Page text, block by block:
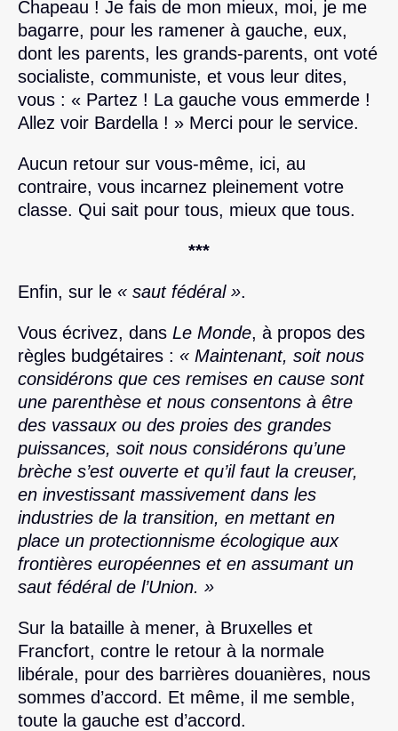
Chapeau ! Je fais de mon mieux, moi, je me
bagarre, pour les ramener à gauche, eux,
dont les parents, les grands-parents, ont voté
socialiste, communiste, et vous leur dites,
vous : « Partez ! La gauche vous emmerde !
Allez voir Bardella ! » Merci pour le service.
Aucun retour sur vous-même, ici, au
contraire, vous incarnez pleinement votre
classe. Qui sait pour tous, mieux que tous.
***
Enfin, sur le « saut fédéral ».
Vous écrivez, dans Le Monde, à propos des
règles budgétaires : « Maintenant, soit nous
considérons que ces remises en cause sont
une parenthèse et nous consentons à être
des vassaux ou des proies des grandes
puissances, soit nous considérons qu’une
brèche s’est ouverte et qu’il faut la creuser,
en investissant massivement dans les
industries de la transition, en mettant en
place un protectionnisme écologique aux
frontières européennes et en assumant un
saut fédéral de l’Union. »
Sur la bataille à mener, à Bruxelles et
Francfort, contre le retour à la normale
libérale, pour des barrières douanières, nous
sommes d’accord. Et même, il me semble,
toute la gauche est d’accord.